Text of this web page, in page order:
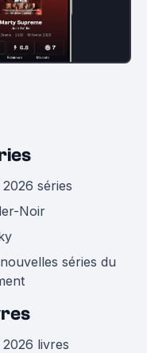
séries
Noir
séries du
2026 livres